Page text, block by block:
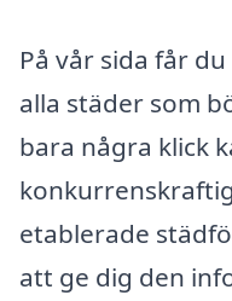
På vår sida får
alla städer som
bara några klick
etablerade
att ge dig den